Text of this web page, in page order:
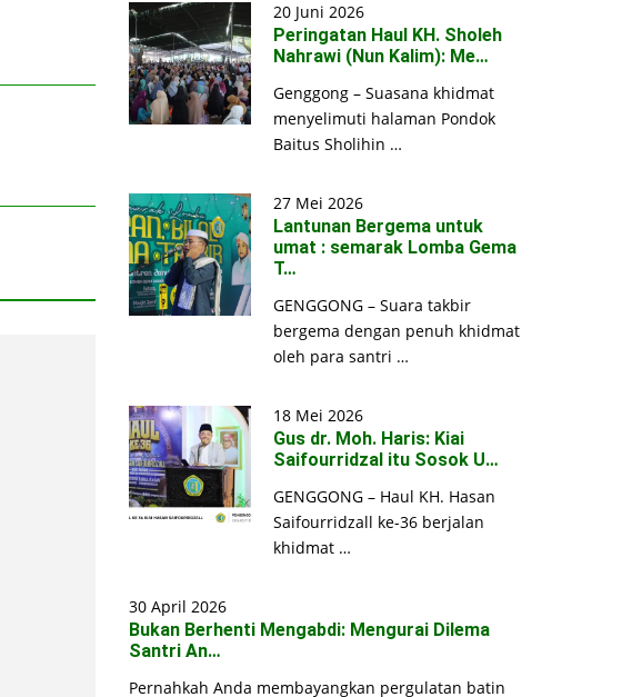
20 Juni 2026
Peringatan Haul KH. Sholeh
Nahrawi (Nun Kalim): Me…
Genggong – Suasana khidmat
menyelimuti halaman Pondok
Baitus Sholihin …
27 Mei 2026
Lantunan Bergema untuk
umat : semarak Lomba Gema
T…
GENGGONG – Suara takbir
bergema dengan penuh khidmat
oleh para santri …
18 Mei 2026
Gus dr. Moh. Haris: Kiai
Saifourridzal itu Sosok U…
GENGGONG – Haul KH. Hasan
Saifourridzall ke-36 berjalan
khidmat …
30 April 2026
Bukan Berhenti Mengabdi: Mengurai Dilema
Santri An…
Pernahkah Anda membayangkan pergulatan batin